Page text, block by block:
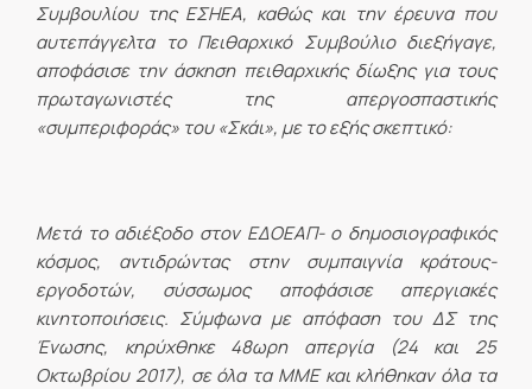
Συμβουλίου της ΕΣΗΕΑ, καθώς και την έρευνα που
αυτεπάγγελτα το Πειθαρχικό Συμβούλιο διεξήγαγε,
αποφάσισε την άσκηση πειθαρχικής δίωξης για τους
πρωταγωνιστές της απεργοσπαστικής
«συμπεριφοράς» του «Σκάι», με το εξής σκεπτικό:
Μετά το αδιέξοδο στον ΕΔΟΕΑΠ- ο δημοσιογραφικός
κόσμος, αντιδρώντας στην συμπαιγνία κράτους-
εργοδοτών, σύσσωμος αποφάσισε απεργιακές
κινητοποιήσεις. Σύμφωνα με απόφαση του ΔΣ της
Ένωσης, κηρύχθηκε 48ωρη απεργία (24 και 25
Οκτωβρίου 2017), σε όλα τα ΜΜΕ και κλήθηκαν όλα τα